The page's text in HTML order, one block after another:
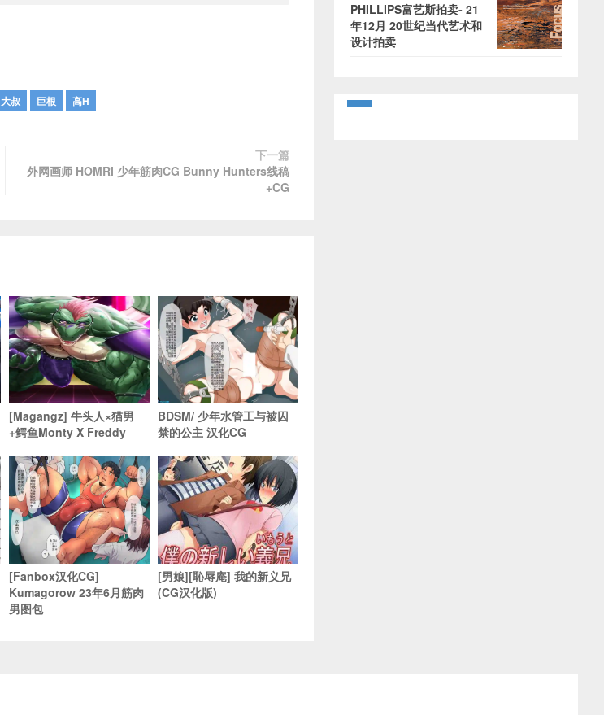
大叔 巨根 高H
下一篇
外网画师 HOMRI 少年筋肉CG Bunny Hunters线稿
+CG
[Magangz] 牛头人×猫男
+鳄鱼Monty X Freddy
BDSM/ 少年水管工与被囚
禁的公主 汉化CG
[Fanbox汉化CG]
Kumagorow 23年6月筋肉
男图包
[男娘][恥辱庵] 我的新义兄
(CG汉化版)
PHILLIPS富艺斯拍卖- 21
年12月 20世纪当代艺术和
设计拍卖